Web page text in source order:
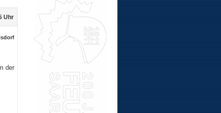
Uhr
der